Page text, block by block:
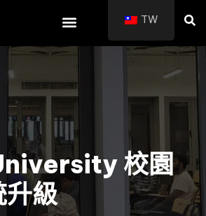
校園
升級
TW